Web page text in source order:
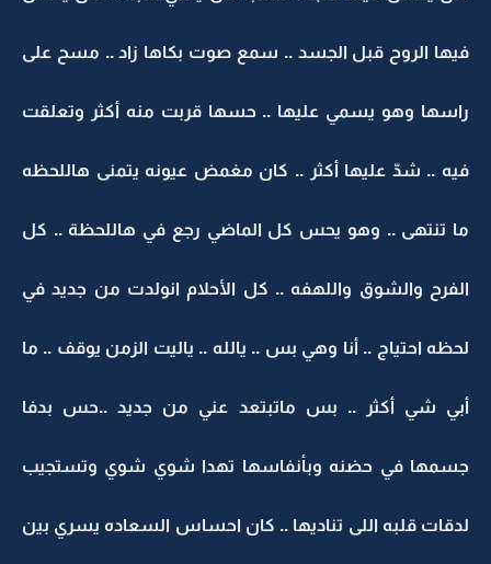
فيها الروح قبل الجسد .. سمع صوت بكاها زاد .. مسح على
راسها وهو يسمي عليها .. حسها قربت منه أكثر وتعلقت
فيه .. شدّ عليها أكثر .. كان مغمض عيونه يتمنى هاللحظه
ما تنتهى .. وهو يحس كل الماضي رجع في هاللحظة .. كل
الفرح والشوق واللهفه .. كل الأحلام انولدت من جديد في
لحظه احتياج .. أنا وهي بس .. يالله .. ياليت الزمن يوقف .. ما
أبي شي أكثر .. بس ماتبتعد عني من جديد ..حس بدفا
جسمها في حضنه وبأنفاسها تهدا شوي شوي وتستجيب
لدقات قلبه اللى تناديها .. كان احساس السعاده يسري بين